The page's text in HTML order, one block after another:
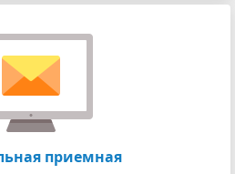
приемная